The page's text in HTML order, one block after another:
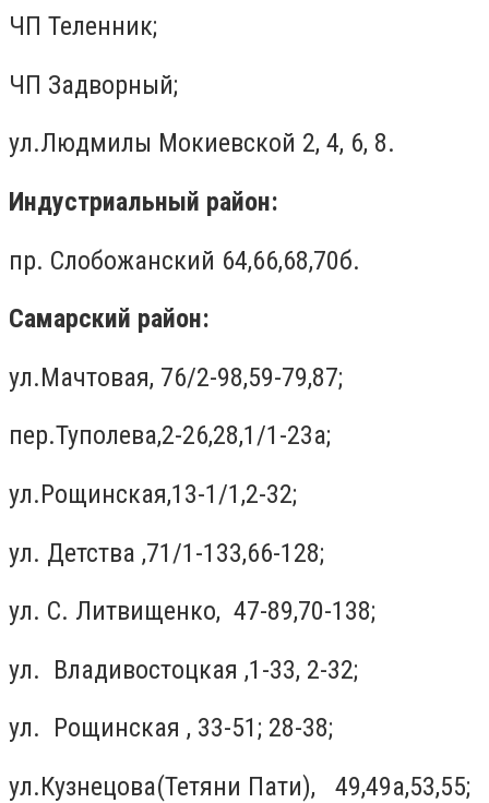
ЧП Теленник;
ЧП Задворный;
ул.Людмилы Мокиевской 2, 4, 6, 8.
Индустриальный район:
пр. Слобожанский 64,66,68,70б.
Самарский район:
ул.Мачтовая, 76/2-98,59-79,87;
пер.Туполева,2-26,28,1/1-23а;
ул.Рощинская,13-1/1,2-32;
ул. Детства ,71/1-133,66-128;
ул. С. Литвищенко, 47-89,70-138;
ул. Владивостоцкая ,1-33, 2-32;
ул. Рощинская , 33-51; 28-38;
ул.Кузнецова(Тетяни Пати), 49,49а,53,55;